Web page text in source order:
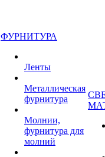
ФУРНИТУРА
Ленты
Металлическая
фурнитура
Молнии,
фурнитура для
молний